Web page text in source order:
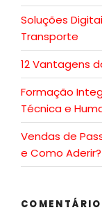
Soluções
Transporte
12 Vantagens
Formação
Técnica e
Vendas de
e Como Aderir?